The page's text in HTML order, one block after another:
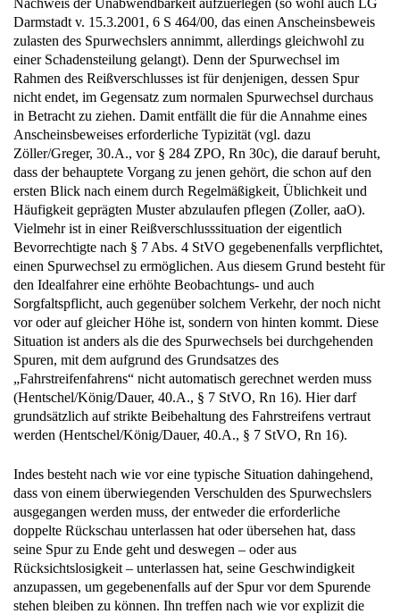
Nachweis der Unabwendbarkeit aufzuerlegen (so wohl auch LG
Darmstadt v. 15.3.2001, 6 S 464/00, das einen Anscheinsbeweis
zulasten des Spurwechslers annimmt, allerdings gleichwohl zu
einer Schadensteilung gelangt). Denn der Spurwechsel im
Rahmen des Reißverschlusses ist für denjenigen, dessen Spur
nicht endet, im Gegensatz zum normalen Spurwechsel durchaus
in Betracht zu ziehen. Damit entfällt die für die Annahme eines
Anscheinsbeweises erforderliche Typizität (vgl. dazu
Zöller/Greger, 30.A., vor § 284 ZPO, Rn 30c), die darauf beruht,
dass der behauptete Vorgang zu jenen gehört, die schon auf den
ersten Blick nach einem durch Regelmäßigkeit, Üblichkeit und
Häufigkeit geprägten Muster abzulaufen pflegen (Zoller, aaO).
Vielmehr ist in einer Reißverschlusssituation der eigentlich
Bevorrechtigte nach § 7 Abs. 4 StVO gegebenenfalls verpflichtet,
einen Spurwechsel zu ermöglichen. Aus diesem Grund besteht für
den Idealfahrer eine erhöhte Beobachtungs- und auch
Sorgfaltspflicht, auch gegenüber solchem Verkehr, der noch nicht
vor oder auf gleicher Höhe ist, sondern von hinten kommt. Diese
Situation ist anders als die des Spurwechsels bei durchgehenden
Spuren, mit dem aufgrund des Grundsatzes des
„Fahrstreifenfahrens“ nicht automatisch gerechnet werden muss
(Hentschel/König/Dauer, 40.A., § 7 StVO, Rn 16). Hier darf
grundsätzlich auf strikte Beibehaltung des Fahrstreifens vertraut
werden (Hentschel/König/Dauer, 40.A., § 7 StVO, Rn 16).
Indes besteht nach wie vor eine typische Situation dahingehend,
dass von einem überwiegenden Verschulden des Spurwechslers
ausgegangen werden muss, der entweder die erforderliche
doppelte Rückschau unterlassen hat oder übersehen hat, dass
seine Spur zu Ende geht und deswegen – oder aus
Rücksichtslosigkeit – unterlassen hat, seine Geschwindigkeit
anzupassen, um gegebenenfalls auf der Spur vor dem Spurende
stehen bleiben zu können. Ihn treffen nach wie vor explizit die